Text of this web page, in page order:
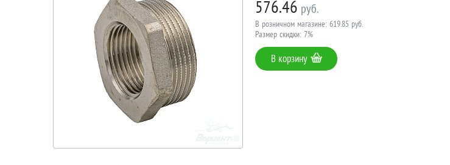
576.46 руб.
В розничном магазине: 619.85 руб.
Размер скидки: 7%
В корзину